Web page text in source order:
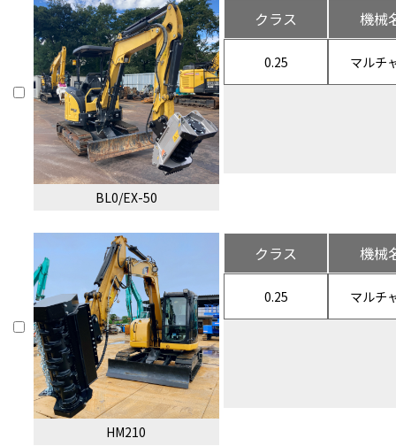
BL0/EX-50
クラス
0.25
機械
マルチ
HM210
クラス
0.25
機械
マルチ